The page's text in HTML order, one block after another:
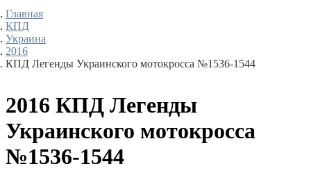
Главная
КПД
Украина
2016
КПД Легенды Украинского мотокросса №1536-1544
2016 КПД Легенды
Украинского мотокросса
№1536-1544